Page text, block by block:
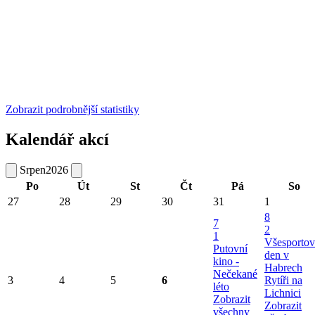
Zobrazit podrobnější statistiky
Kalendář akcí
Srpen2026
Po
Út St Čt Pá
So
27
28 29 30 31 1
3 4 5 6
7
1
Putovní
kino -
Nečekané
léto
Zobrazit
všechny
8
2
den v
Habrech
Rytíři na
Lichnici
Zobrazit